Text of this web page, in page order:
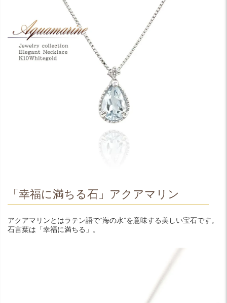
「幸福に満ちる石」アクアマリン
アクアマリンとはラテン語で“海の水”を意味する美しい宝石です。
石言葉は「幸福に満ちる」。